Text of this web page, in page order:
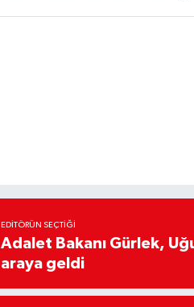
EDITÖRÜN SEÇTIĞI
Adalet Bakanı Gürlek,
araya geldi